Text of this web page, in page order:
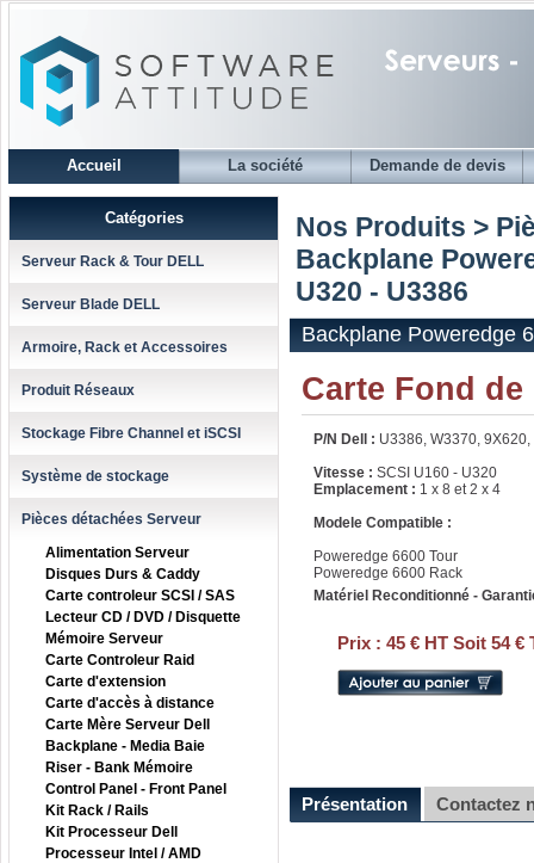
Accueil La société Demande de devis
Catégories
Serveur Rack & Tour DELL
Serveur Blade DELL
Armoire, Rack et Accessoires
Produit Réseaux
Stockage Fibre Channel et iSCSI
Système de stockage
Pièces détachées Serveur
Alimentation Serveur
Disques Durs & Caddy
Carte controleur SCSI / SAS
Lecteur CD / DVD / Disquette
Mémoire Serveur
Carte Controleur Raid
Carte d'extension
Carte d'accès à distance
Carte Mère Serveur Dell
Backplane - Media Baie
Riser - Bank Mémoire
Control Panel - Front Panel
Kit Rack / Rails
Kit Processeur Dell
Processeur Intel / AMD
Nos Produits >
Backplane
U320 - U3386
Backplane Poweredge
Carte Fond de
P/N Dell : U3386, W3370,
Vitesse : SCSI U160 - U320
Emplacement : 1 x 8 et 2 x 4
Modele Compatible :
Poweredge 6600 Tour
Poweredge 6600 Rack
Matériel Reconditionné -
Prix : 45 € HT Soit 54 €
Présentation Contactez